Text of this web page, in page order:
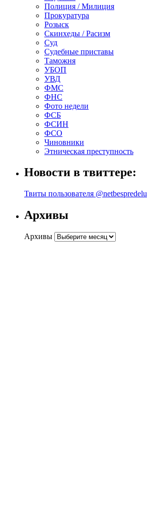
Полиция / Милиция
Прокуратура
Розыск
Скинхеды / Расизм
Суд
Судебные приставы
Таможня
УБОП
УВД
ФМС
ФНС
Фото недели
ФСБ
ФСИН
ФСО
Чиновники
Этническая преступность
Новости в твиттере:
Твиты пользователя @netbespredelu
Архивы
Архивы